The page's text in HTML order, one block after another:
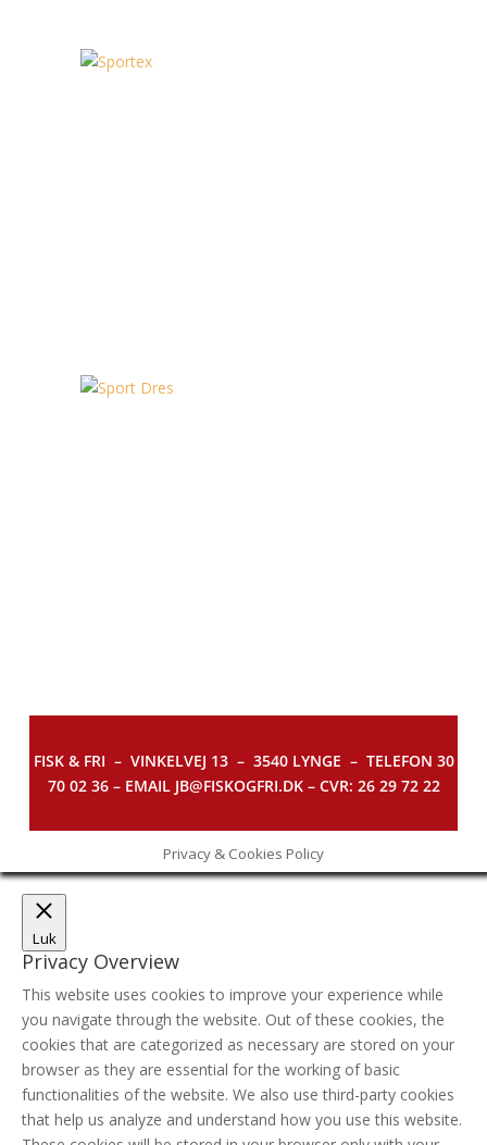
FISK & FRI – VINKELVEJ 13 – 3540 LYNGE – TELEFON 30
70 02 36 – EMAIL JB@FISKOGFRI.DK – CVR: 26 29 72 22
Privacy & Cookies Policy
Luk
Privacy Overview
This website uses cookies to improve your experience while
you navigate through the website. Out of these cookies, the
cookies that are categorized as necessary are stored on your
browser as they are essential for the working of basic
functionalities of the website. We also use third-party cookies
that help us analyze and understand how you use this website.